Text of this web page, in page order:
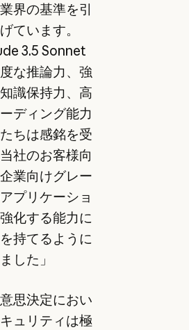
界の基準を引
ています。
3.5 Sonnet
な推論力、強
識保持力、高
ディング能力
ちは感銘を受
社のお客様向
業向けグレー
プリケーショ
化する能力に
持てるように
した」
思決定におい
ュリティは極